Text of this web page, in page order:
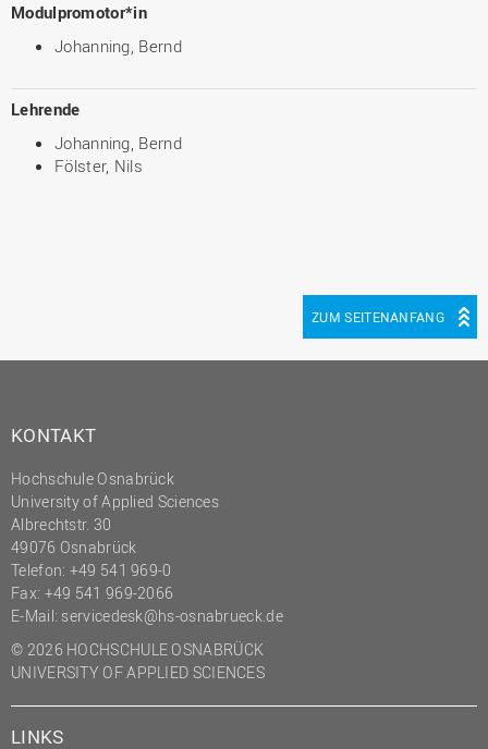
Modulpromotor*in
Johanning, Bernd
Lehrende
Johanning, Bernd
Fölster, Nils
ZUM SEITENANFANG
KONTAKT
Hochschule Osnabrück
University of Applied Sciences
Albrechtstr. 30
49076 Osnabrück
Telefon: +49 541 969-0
Fax: +49 541 969-2066
E-Mail: servicedesk@hs-osnabrueck.de
© 2026 HOCHSCHULE OSNABRÜCK
UNIVERSITY OF APPLIED SCIENCES
LINKS